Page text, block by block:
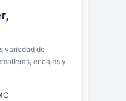
variedad de
encajes y